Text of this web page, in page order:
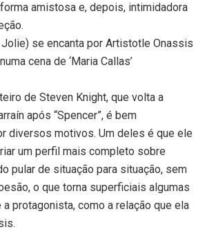
amistosa e, depois, intimidadora
Jolie) se encanta por Artistotle Onassis
cena de ‘Maria Callas’
de Steven Knight, que volta a
após “Spencer”, é bem
diversos motivos. Um deles é que ele
um perfil mais completo sobre
pular de situação para situação, sem
o que torna superficiais algumas
protagonista, como a relação que ela